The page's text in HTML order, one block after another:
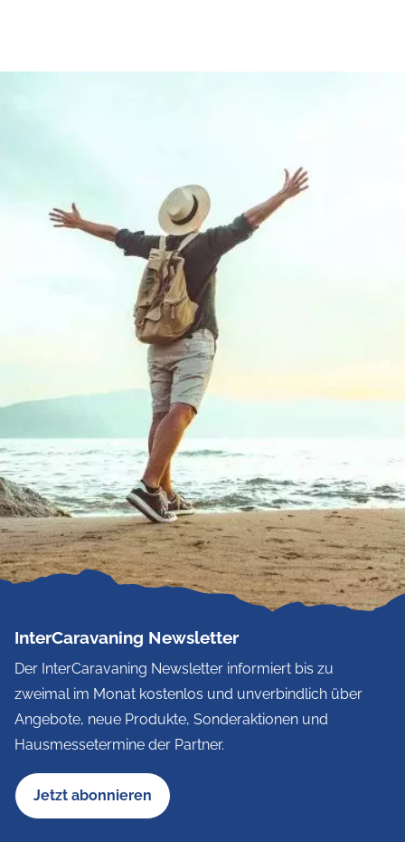
InterCaravaning Newsletter
Der InterCaravaning Newsletter informiert bis zu
zweimal im Monat kostenlos und unverbindlich über
Angebote, neue Produkte, Sonderaktionen und
Hausmessetermine der Partner.
Jetzt abonnieren